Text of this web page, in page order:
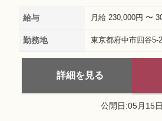
給与 月給 230,000円 〜
勤務地 東京都府中市四谷5-
詳細を見る
公開日:05月15日